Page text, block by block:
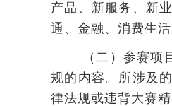
产品、新服务、新
通、金融、消费生
（二）参赛
规的内容。所涉及
律法规或违背大赛